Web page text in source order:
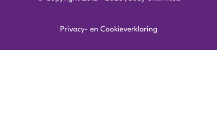
Privacy- en Cookieverklaring